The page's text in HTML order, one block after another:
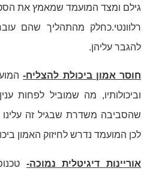
גילם ומצד המועמד שמאמץ את
רלוונטי.כחלק מהתהליך שהם
להגבר עליהן.
חוסר אמון ביכולת להצליח-
וביכולותיו, מה שמוביל לפחות
שהסביבה משדרת שבגיל זה
לכן המועמד נדרש לחיזוק האמון
אוריינות דיגיטלית נמוכה-